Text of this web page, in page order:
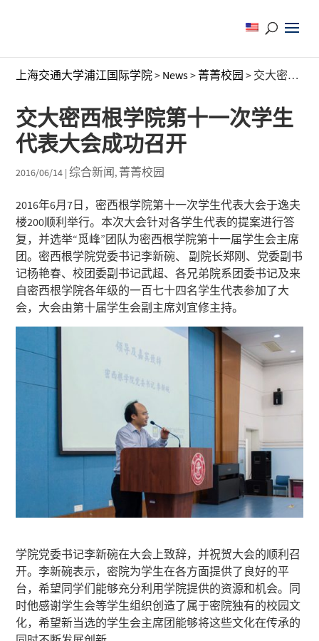
上海交通大学浦江国际学院> News>菁菁校园 > 交大密西根学院第十一次学生代表大会成功召开
交大密西根学院第十一次学生
代表大会成功召开
2016/06/14 |综合新闻, 菁菁校园
2016年6月7日，密西根学院第十一次学生代表大会于逸夫
楼200顺利举行。本次大会针对各学生代表的提案进行答
复，并选举“觅峰”团队为密西根学院第十一届学生会主席
团。密西根学院党委书记李新碗、 副院长郑刚、党委副书
记杨艳春、校团委副书记武超、各兄弟院系团委书记及来
自密西根学院各年级的一百七十四名学生代表参加了大
会，大会由第十届学生会副主席刘宜修主持。
学院党委书记李新碗在大会上致辞，并祝贺大会的顺利召
开。李新碗表示，密院为学生在各方面提供了良好的平
台，希望同学们能够充分利用学院提供的资源和机会。同
时他感谢学生会等学生组织创造了属于密院独有的校园文
化，希望新当选的学生会主席团能够将这些文化在传承的